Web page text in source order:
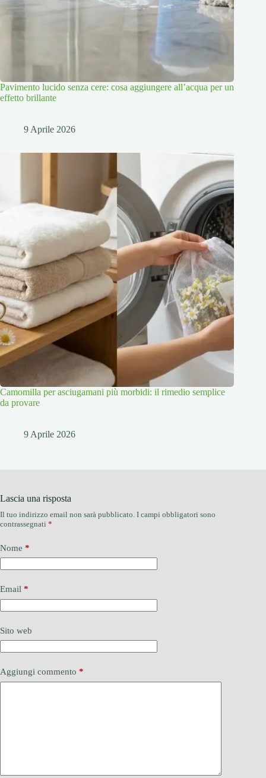
Pavimento lucido senza cere: cosa aggiungere all’acqua per un
effetto brillante
9 Aprile 2026
Camomilla per asciugamani più morbidi: il rimedio semplice
da provare
9 Aprile 2026
Lascia una risposta
Il tuo indirizzo email non sarà pubblicato. I campi obbligatori sono
contrassegnati *
Nome *
Email *
Sito web
Aggiungi commento *